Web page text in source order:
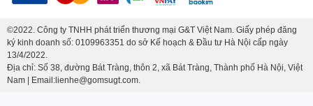
©2022. Công ty TNHH phát triển thương mại G&T Việt Nam. Giấy phép đăng
ký kinh doanh số: 0109963351 do sở Kế hoạch & Đầu tư Hà Nội cấp ngày
13/4/2022.
Địa chỉ: Số 38, đường Bát Tràng, thôn 2, xã Bát Tràng, Thành phố Hà Nội, Việt
Nam | Email:lienhe@gomsugt.com.